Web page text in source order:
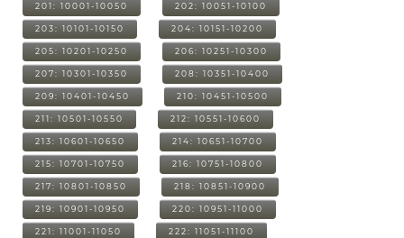
201: 10001-10050 202: 10051-10100
203: 10101-10150 204: 10151-10200
205: 10201-10250 206: 10251-10300
207: 10301-10350 208: 10351-10400
209: 10401-10450 210: 10451-10500
211: 10501-10550 212: 10551-10600
213: 10601-10650 214: 10651-10700
215: 10701-10750 216: 10751-10800
217: 10801-10850 218: 10851-10900
219: 10901-10950 220: 10951-11000
221: 11001-11050 222: 11051-11100